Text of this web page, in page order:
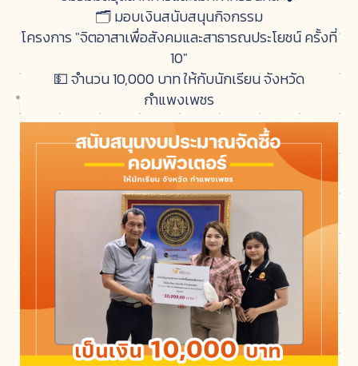
🗂 มอบเงินสนับสนุนกิจกรรม
โครงการ "จิตอาสาเพื่อสังคมและสาธารณประโยชน์ ครั้งที่
10"
💵 จำนวน 10,000 บาท ให้กับนักเรียน จังหวัด
กำแพงเพชร